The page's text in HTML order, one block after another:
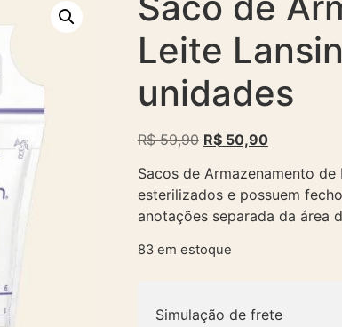
Leite
unidades
R$59,90 R$50,90
Sacos de Armazenamento
esterilizados e possuem
anotações separada da área
83 em estoque
Simulação de frete